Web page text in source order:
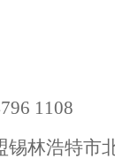
1108
锡林浩特市